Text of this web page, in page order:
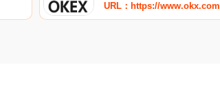
URL：https://www.okx.com